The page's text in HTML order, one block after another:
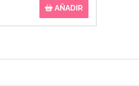
AÑADIR